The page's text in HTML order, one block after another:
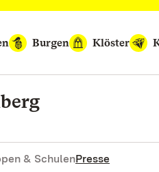
Burgen Klöster
& SchulenPresse